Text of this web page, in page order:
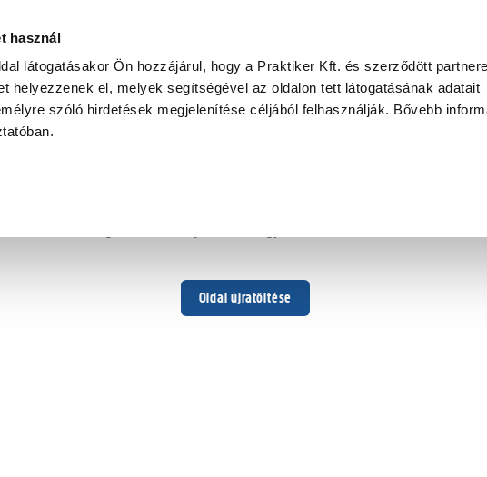
használ
látogatásakor Ön hozzájárul, hogy a Praktiker Kft. és szerződött
helyezzenek el, melyek segítségével az oldalon tett látogatásának adatait
szóló hirdetések megjelenítése céljából felhasználják. Bővebb
Oldal újratöltése